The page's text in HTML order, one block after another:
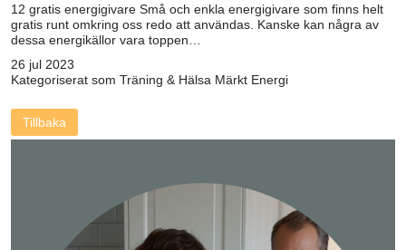
12 gratis energigivare Små och enkla energigivare som finns helt
gratis runt omkring oss redo att användas. Kanske kan några av
dessa energikällor vara toppen…
26 jul 2023
Kategoriserat som Träning & Hälsa Märkt Energi
Tillbaka